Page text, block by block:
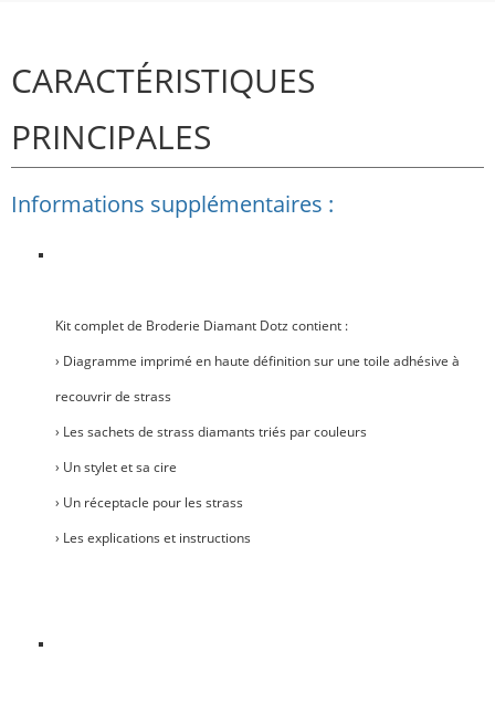
CARACTÉRISTIQUES
PRINCIPALES
Informations supplémentaires :
Kit complet de Broderie Diamant Dotz contient :
› Diagramme imprimé en haute définition sur une toile adhésive à
recouvrir de strass
› Les sachets de strass diamants triés par couleurs
› Un stylet et sa cire
› Un réceptacle pour les strass
› Les explications et instructions